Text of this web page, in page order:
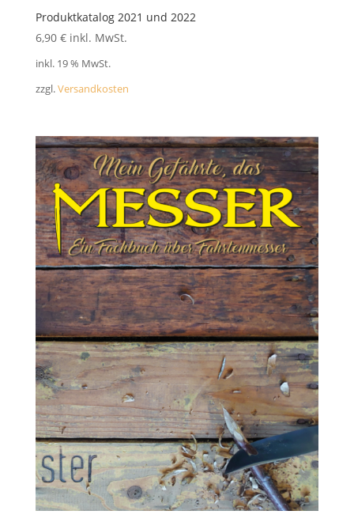
Produktkatalog 2021 und 2022
6,90 € inkl. MwSt.
inkl. 19 % MwSt.
zzgl.Versandkosten